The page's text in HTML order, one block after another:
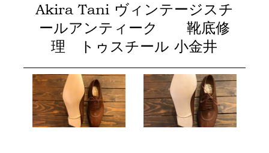
Akira Tani ヴィンテージスチ
ールアンティーク 靴底修
理 トゥスチール 小金井